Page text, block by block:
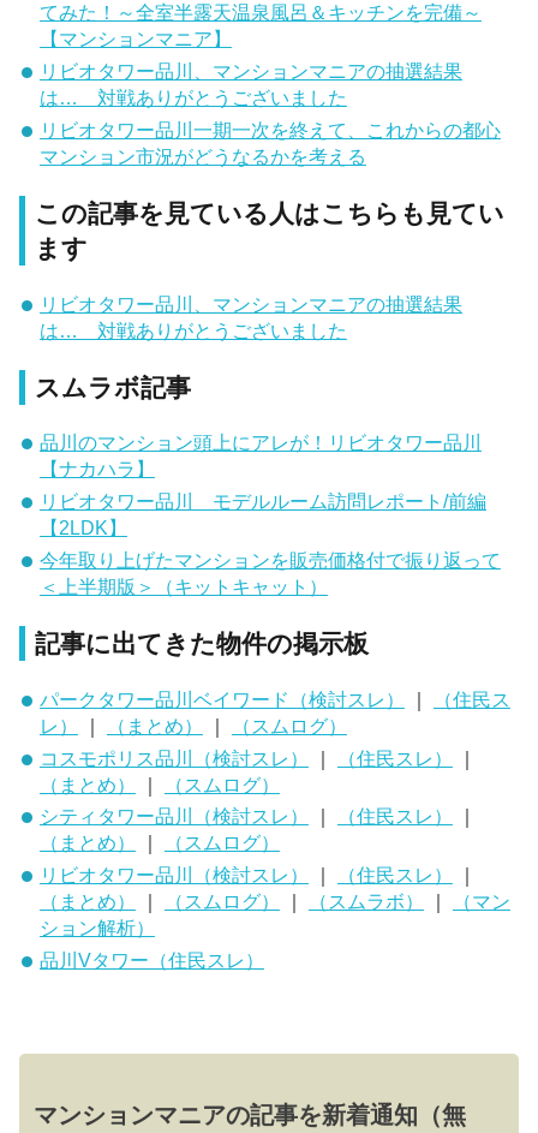
てみた！～全室半露天温泉風呂＆キッチンを完備～
【マンションマニア】
リビオタワー品川、マンションマニアの抽選結果
は… 対戦ありがとうございました
リビオタワー品川一期一次を終えて、これからの都心
マンション市況がどうなるかを考える
この記事を見ている人はこちらも見てい
ます
リビオタワー品川、マンションマニアの抽選結果
は… 対戦ありがとうございました
スムラボ記事
品川のマンション頭上にアレが！リビオタワー品川
【ナカハラ】
リビオタワー品川 モデルルーム訪問レポート/前編
【2LDK】
今年取り上げたマンションを販売価格付で振り返って
＜上半期版＞（キットキャット）
記事に出てきた物件の掲示板
パークタワー品川ベイワード（検討スレ） ｜
（住民ス
レ）
｜ （まとめ） ｜
（スムログ）
コスモポリス品川（検討スレ）
｜ （住民スレ）
｜
（まとめ）
｜
（スムログ）
シティタワー品川（検討スレ）
（住民スレ）
（まとめ）
（スムログ）
リビオタワー品川（検討スレ）
｜ （住民スレ）
｜
（まとめ）
｜ （スムログ） ｜ （スムラボ） ｜
（マン
ション解析）
品川Vタワー（住民スレ）
マンションマニアの記事を新着通知（無